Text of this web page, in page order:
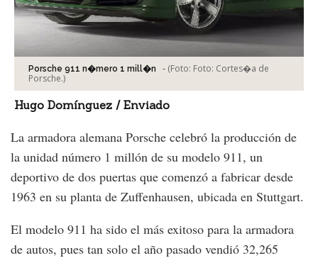
Porsche 911 n�mero 1 mill�n - (Foto: Foto: Cortes�a de
Porsche.)
Hugo Domínguez / Enviado
La armadora alemana Porsche celebró la producción de
la unidad número 1 millón de su modelo 911, un
deportivo de dos puertas que comenzó a fabricar desde
1963 en su planta de Zuffenhausen, ubicada en Stuttgart.
El modelo 911 ha sido el más exitoso para la armadora
de autos, pues tan solo el año pasado vendió 32,265